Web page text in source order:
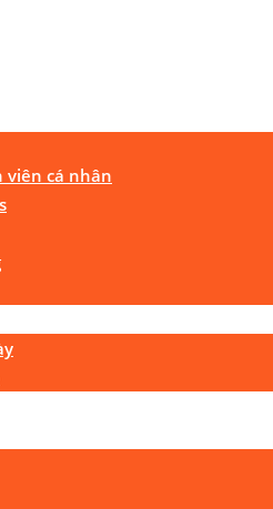
viên cá nhân